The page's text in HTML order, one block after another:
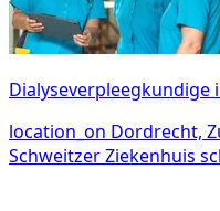
Dialyseverpleegkundige
location_on Dordrecht,
Schweitzer Ziekenhuis